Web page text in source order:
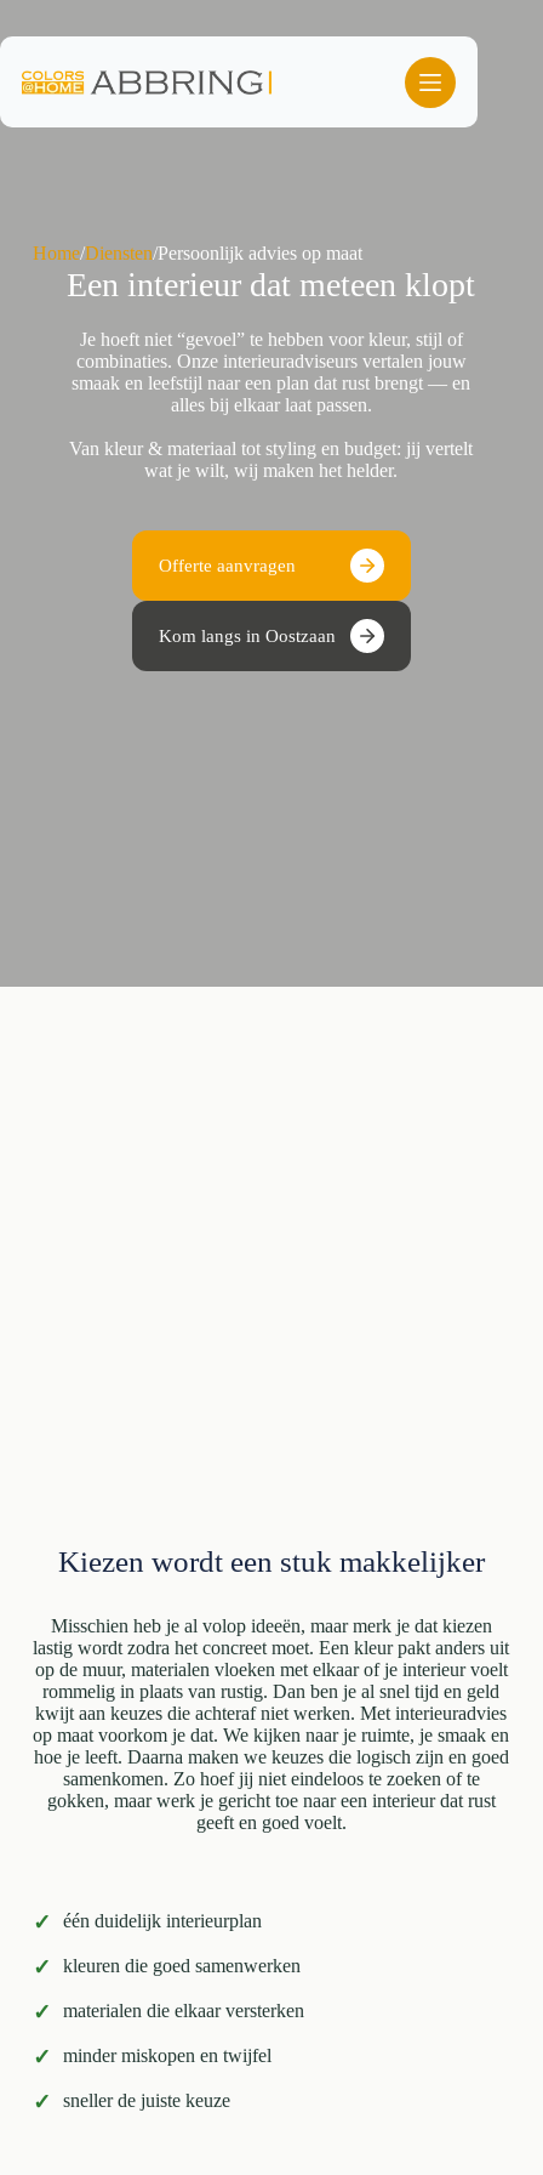
de
inhoud
Home/Diensten/Persoonlijk advies op maat
Een interieur dat meteen klopt
Je hoeft niet “gevoel” te hebben voor kleur, stijl of
combinaties. Onze interieuradviseurs vertalen jouw
smaak en leefstijl naar een plan dat rust brengt — en
alles bij elkaar laat passen.
Van kleur & materiaal tot styling en budget: jij vertelt
wat je wilt, wij maken het helder.
Offerte aanvragen
Kom langs in Oostzaan
Kiezen wordt een stuk makkelijker
Misschien heb je al volop ideeën, maar merk je dat kiezen
lastig wordt zodra het concreet moet. Een kleur pakt anders uit
op de muur, materialen vloeken met elkaar of je interieur voelt
rommelig in plaats van rustig. Dan ben je al snel tijd en geld
kwijt aan keuzes die achteraf niet werken. Met interieuradvies
op maat voorkom je dat. We kijken naar je ruimte, je smaak en
hoe je leeft. Daarna maken we keuzes die logisch zijn en goed
samenkomen. Zo hoef jij niet eindeloos te zoeken of te
gokken, maar werk je gericht toe naar een interieur dat rust
geeft en goed voelt.
✓ één duidelijk interieurplan
✓ kleuren die goed samenwerken
✓ materialen die elkaar versterken
✓ minder miskopen en twijfel
✓ sneller de juiste keuze